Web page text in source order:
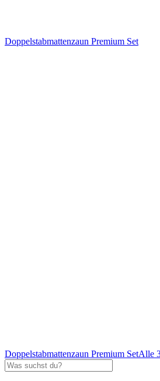
Doppelstabmattenzaun Premium Set
Doppelstabmattenzaun Premium SetAlle